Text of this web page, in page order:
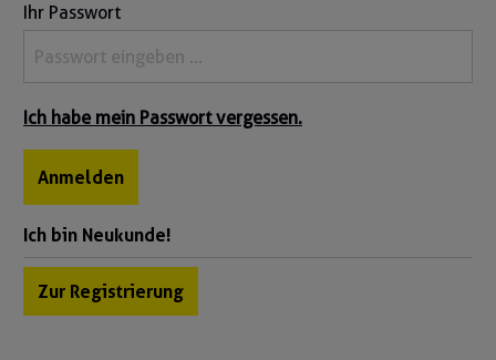
Ihr Passwort
Ich habe mein Passwort vergessen.
Anmelden
Ich bin Neukunde!
Zur Registrierung